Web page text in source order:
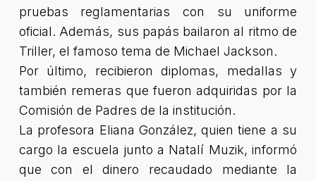
pruebas reglamentarias con su uniforme
oficial. Además, sus papás bailaron al ritmo de
Triller, el famoso tema de Michael Jackson.
Por último, recibieron diplomas, medallas y
también remeras que fueron adquiridas por la
Comisión de Padres de la institución.
La profesora Eliana González, quien tiene a su
cargo la escuela junto a Natalí Muzik, informó
que con el dinero recaudado mediante la